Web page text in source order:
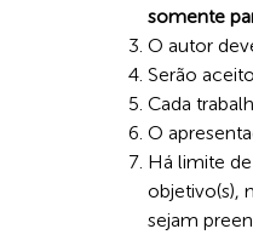
somente
O autor
Serão
Cada
O
Há limite de
objetivo(s),
sejam